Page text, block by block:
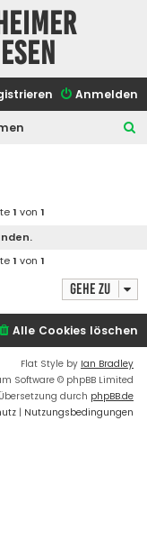
Anmelden
1 von 1
1 von 1
Gehe zu
Alle Cookies löschen
Flat Style by Ian Bradley
Software © phpBB Limited
durch phpBB.de
| Nutzungsbedingungen